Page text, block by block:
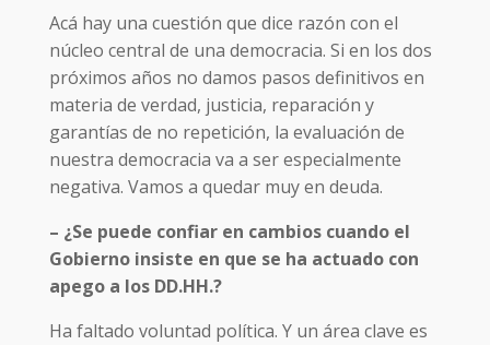
Acá hay una cuestión que dice razón con el
núcleo central de una democracia. Si en los dos
próximos años no damos pasos definitivos en
materia de verdad, justicia, reparación y
garantías de no repetición, la evaluación de
nuestra democracia va a ser especialmente
negativa. Vamos a quedar muy en deuda.
– ¿Se puede confiar en cambios cuando el
Gobierno insiste en que se ha actuado con
apego a los DD.HH.?
Ha faltado voluntad política. Y un área clave es